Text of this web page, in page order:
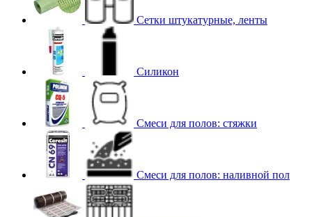
Сетки штукатурные, ленты
Силикон
Смеси для полов: стяжки
Смеси для полов: наливной пол